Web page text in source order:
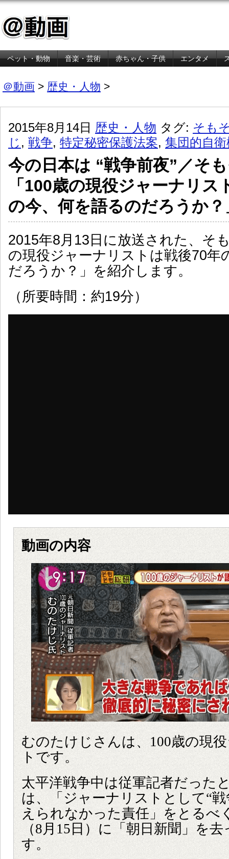
ペット・動物 音楽・芸術 赤ちゃん・子供 エンタメ
＠動画 > 歴史・人物 >
2015年8月14日 歴史・人物 タグ: そも
じ , 戦争, 特定秘密保護法案, 集団的自衛
今の日本は “戦争前夜”／そ
「100歳の現役ジャーナリス
の今、何を語るのだろうか？
2015年8月13日に放送された、そ
の現役ジャーナリストは戦後70年
だろうか？」を紹介します。
（所要時間：約19分）
動画の内容
むのたけじさんは、100歳の現
トです。
太平洋戦争中は従軍記者だった
は、「ジャーナリストとして“
えられなかった責任」をとるべ
（8月15日）に「朝日新聞」を
す。